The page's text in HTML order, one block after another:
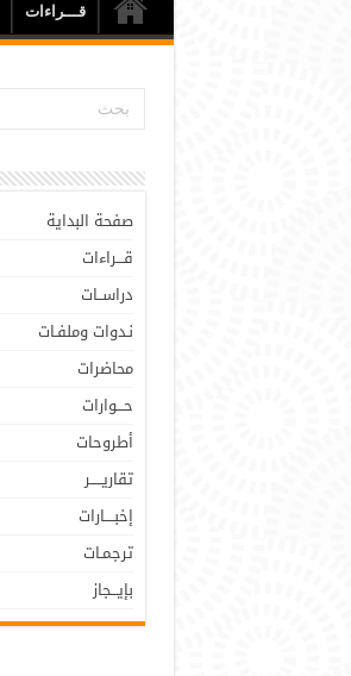
قـــراءات
صفحة البداية
قـــراءات
دراســات
نـدوات وملفـات
محاضرات
حـــوارات
أطروحات
تقاريـــــر
إخبــــارات
ترجمـات
بإيـــجاز